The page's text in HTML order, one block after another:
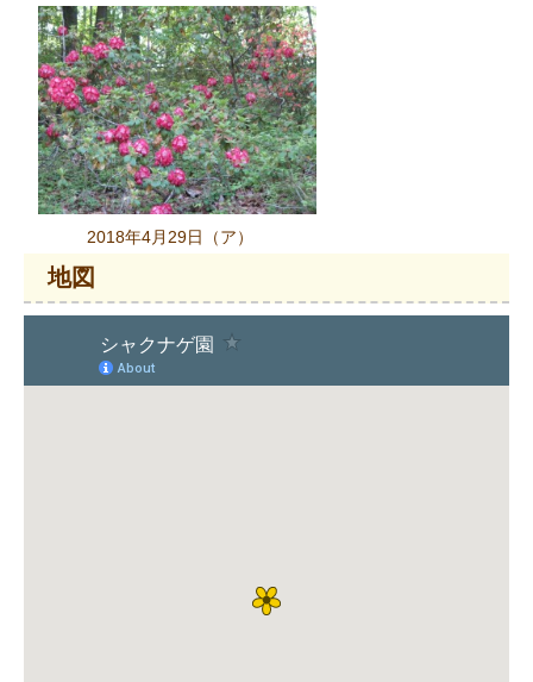
2018年4月29日（ア）
地図